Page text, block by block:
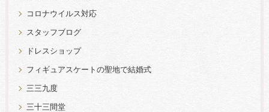
コロナウイルス対応
スタッフブログ
ドレスショップ
フィギュアスケートの聖地で結婚式
三三九度
三十三間堂